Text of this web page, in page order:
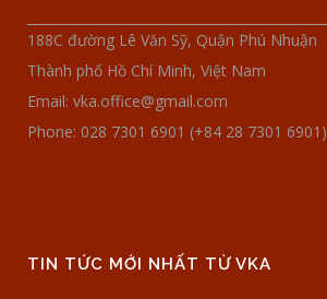
188C đường Lê Văn Sỹ, Quận Phú Nhuận
Thành phố Hồ Chí Minh, Việt Nam
Email: vka.office@gmail.com
Phone: 028 7301 6901 (+84 28 7301 6901)
TIN TỨC MỚI NHẤT TỪ VKA